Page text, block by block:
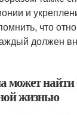
и
что
должен
может найти
жизнью